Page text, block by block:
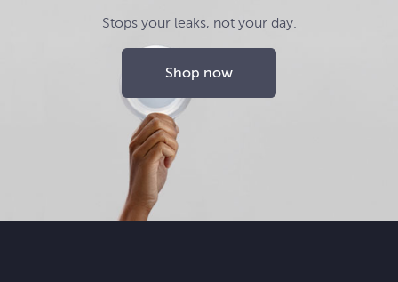
Stops your leaks, not your day.
Shop now